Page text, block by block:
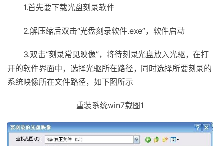
1.首先要下载光盘刻录软件
2.解压缩后双击“光盘刻录软件.exe”，软件启动
3.双击“刻录常见映像”，将待刻录光盘放入光驱，在打
开的软件界面中，选择光驱所在路径，同时选择所要刻录的
系统映像所在文件路径，如下图所示
重装系统win7载图1